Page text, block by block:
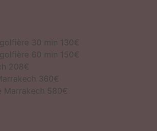
30 min 130€
60 min 150€
208€
360€
Marrakech 580€